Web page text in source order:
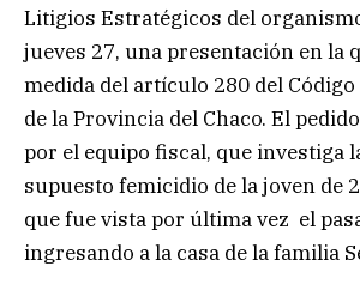
Litigios Estratégicos del
jueves 27, una presentación en la
medida del artículo 280 del Código
de la Provincia del Chaco. El
por el equipo fiscal, que investiga
supuesto femicidio de la joven de
que fue vista por última vez el
ingresando a la casa de la familia